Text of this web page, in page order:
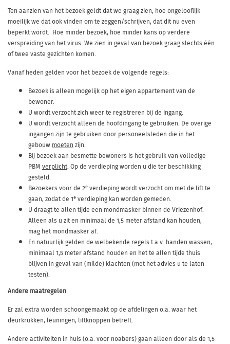
Ten aanzien van het bezoek geldt dat we graag zien, hoe ongelooflijk
moeilijk we dat ook vinden om te zeggen/schrijven, dat dit nu even
beperkt wordt. Hoe minder bezoek, hoe minder kans op verdere
verspreiding van het virus. We zien in geval van bezoek graag slechts één
of twee vaste gezichten komen.
Vanaf heden gelden voor het bezoek de volgende regels:
Bezoek is alleen mogelijk op het eigen appartement van de
bewoner.
U wordt verzocht zich weer te registreren bij de ingang.
U wordt verzocht alleen de hoofdingang te gebruiken. De overige
ingangen zijn te gebruiken door personeelsleden die in het
gebouw moeten zijn.
Bij bezoek aan besmette bewoners is het gebruik van volledige
PBM verplicht. Op de verdieping worden u die ter beschikking
gesteld.
Bezoekers voor de 2e verdieping wordt verzocht om met de lift te
gaan, zodat de 1e verdieping kan worden gemeden.
U draagt te allen tijde een mondmasker binnen de Vriezenhof.
Alleen als u zit en minimaal de 1,5 meter afstand kan houden,
mag het mondmasker af.
En natuurlijk gelden de welbekende regels t.a.v. handen wassen,
minimaal 1,5 meter afstand houden en het te allen tijde thuis
blijven in geval van (milde) klachten (met het advies u te laten
testen).
Andere maatregelen
Er zal extra worden schoongemaakt op de afdelingen o.a. waar het
deurkrukken, leuningen, liftknoppen betreft.
Andere activiteiten in huis (o.a. voor noabers) gaan alleen door als de 1,5